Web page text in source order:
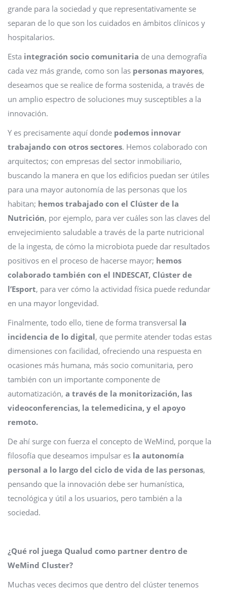
grande para la sociedad y que representativamente se
separan de lo que son los cuidados en ámbitos clínicos y
hospitalarios.
Esta integración socio comunitaria de una demografía
cada vez más grande, como son las personas mayores,
deseamos que se realice de forma sostenida, a través de
un amplio espectro de soluciones muy susceptibles a la
innovación.
Y es precisamente aquí donde podemos innovar
trabajando con otros sectores. Hemos colaborado con
arquitectos; con empresas del sector inmobiliario,
buscando la manera en que los edificios puedan ser útiles
para una mayor autonomía de las personas que los
habitan; hemos trabajado con el Clúster de la
Nutrición, por ejemplo, para ver cuáles son las claves del
envejecimiento saludable a través de la parte nutricional
de la ingesta, de cómo la microbiota puede dar resultados
positivos en el proceso de hacerse mayor; hemos
colaborado también con el INDESCAT, Clúster de
l’Esport, para ver cómo la actividad física puede redundar
en una mayor longevidad.
Finalmente, todo ello, tiene de forma transversal la
incidencia de lo digital, que permite atender todas estas
dimensiones con facilidad, ofreciendo una respuesta en
ocasiones más humana, más socio comunitaria, pero
también con un importante componente de
automatización, a través de la monitorización, las
videoconferencias, la telemedicina, y el apoyo
remoto.
De ahí surge con fuerza el concepto de WeMind, porque la
filosofía que deseamos impulsar es la autonomía
personal a lo largo del ciclo de vida de las personas,
pensando que la innovación debe ser humanística,
tecnológica y útil a los usuarios, pero también a la
sociedad.
¿Qué rol juega Qualud como partner dentro de
WeMind Cluster?
Muchas veces decimos que dentro del clúster tenemos